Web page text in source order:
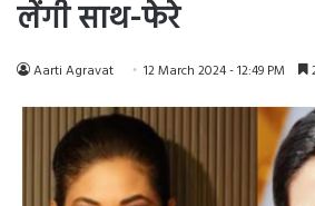
लेंगी साथ-फेरे
Aarti Agravat 12 March 2024 - 12:49 PM